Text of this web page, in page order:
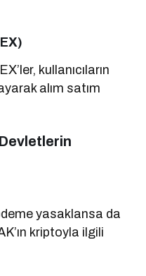
kullanıcıların
alım satım
yasaklansa da
kriptoyla ilgili